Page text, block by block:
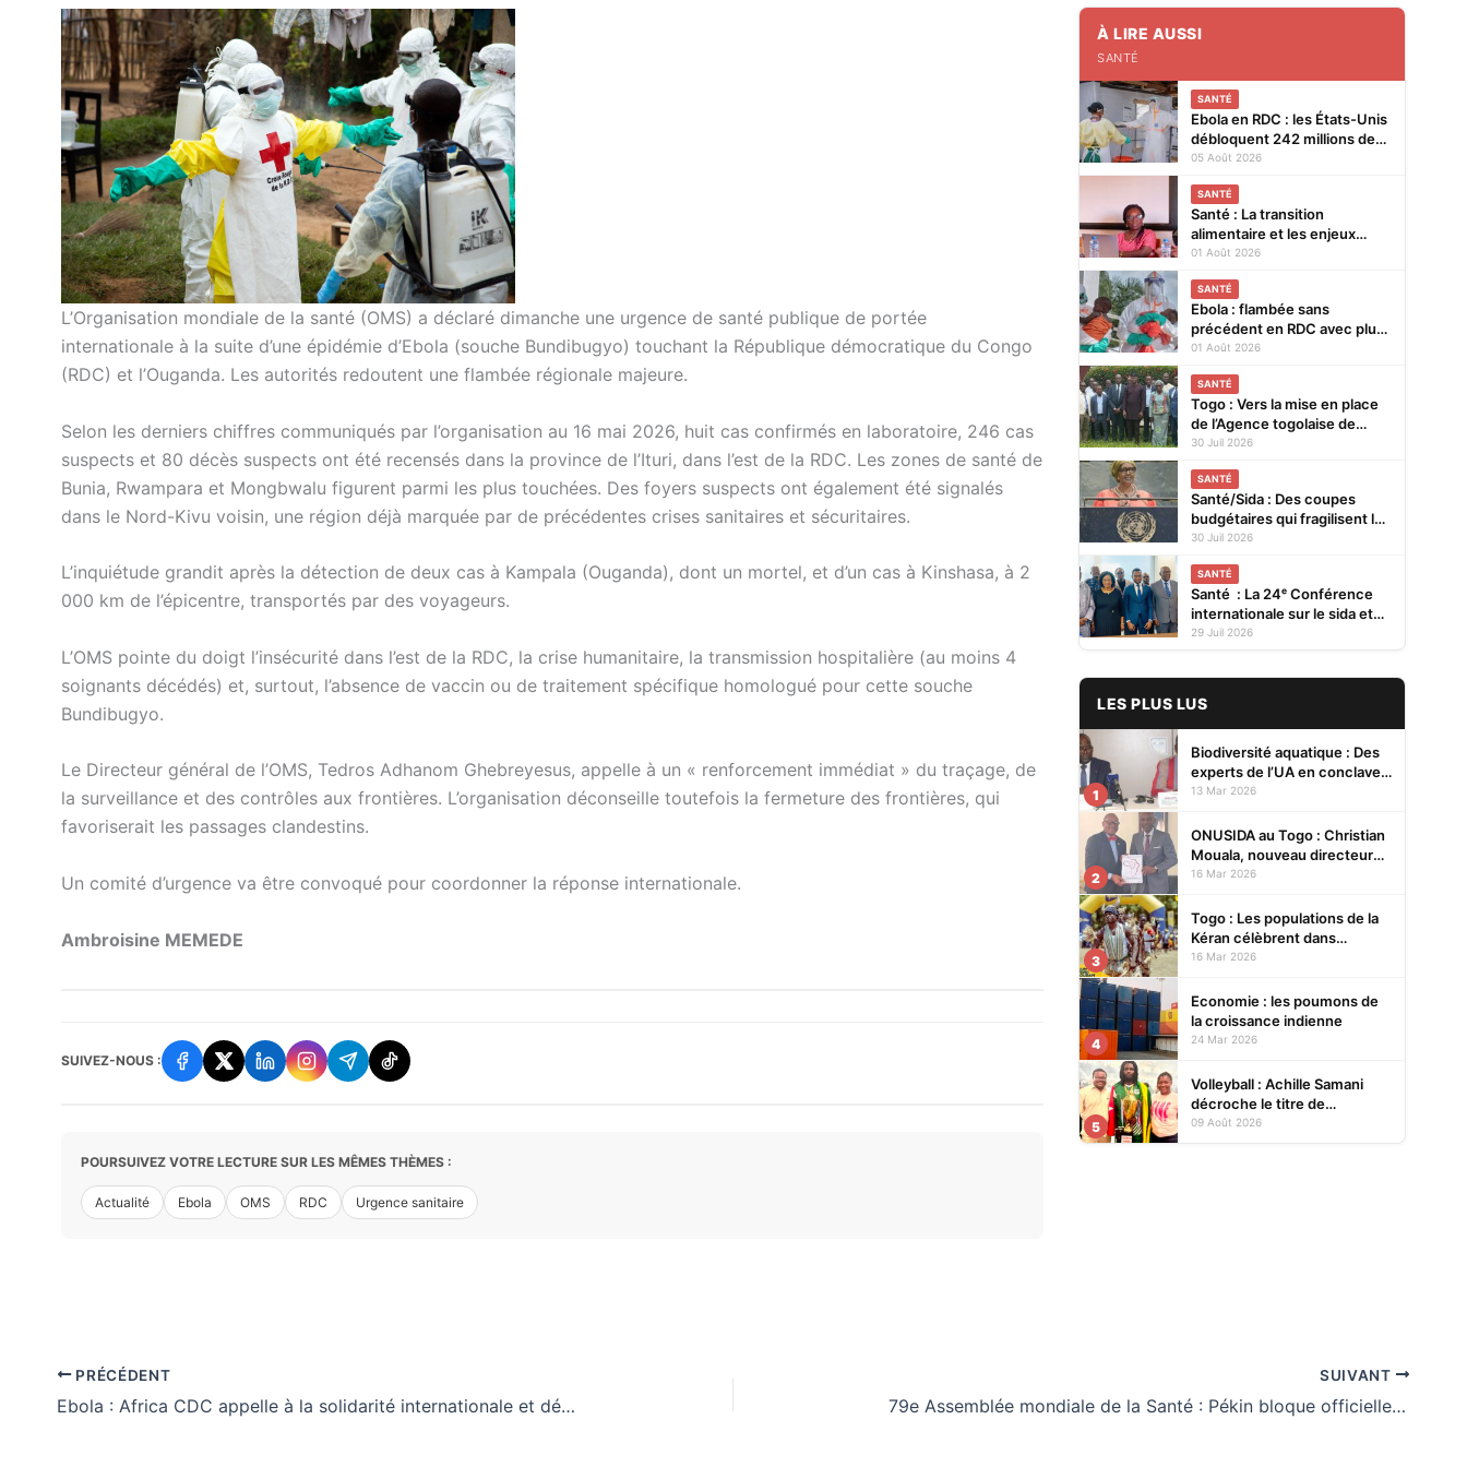
L’Organisation mondiale de la santé (OMS) a déclaré dimanche une urgence de santé publique de portée
internationale à la suite d’une épidémie d’Ebola (souche Bundibugyo) touchant la République démocratique du Congo
(RDC) et l’Ouganda. Les autorités redoutent une flambée régionale majeure.
Selon les derniers chiffres communiqués par l’organisation au 16 mai 2026, huit cas confirmés en laboratoire, 246 cas
suspects et 80 décès suspects ont été recensés dans la province de l’Ituri, dans l’est de la RDC. Les zones de santé de
Bunia, Rwampara et Mongbwalu figurent parmi les plus touchées. Des foyers suspects ont également été signalés
dans le Nord-Kivu voisin, une région déjà marquée par de précédentes crises sanitaires et sécuritaires.
L’inquiétude grandit après la détection de deux cas à Kampala (Ouganda), dont un mortel, et d’un cas à Kinshasa, à 2
000 km de l’épicentre, transportés par des voyageurs.
L’OMS pointe du doigt l’insécurité dans l’est de la RDC, la crise humanitaire, la transmission hospitalière (au moins 4
soignants décédés) et, surtout, l’absence de vaccin ou de traitement spécifique homologué pour cette souche
Bundibugyo.
Le Directeur général de l’OMS, Tedros Adhanom Ghebreyesus, appelle à un « renforcement immédiat » du traçage, de
la surveillance et des contrôles aux frontières. L’organisation déconseille toutefois la fermeture des frontières, qui
favoriserait les passages clandestins.
Un comité d’urgence va être convoqué pour coordonner la réponse internationale.
Ambroisine MEMEDE
SUIVEZ-NOUS :
POURSUIVEZ VOTRE LECTURE SUR LES MÊMES THÈMES :
Actualité Ebola OMS RDC Urgence sanitaire
À LIRE AUSSI
SANTÉ
SANTÉ
Ebola en RDC : les États-Unis
débloquent 242 millions de
dollars supplémentaires
05 Août 2026
SANTÉ
Santé : La transition
alimentaire et les enjeux
nutritionnels au cœur d’un
2026 à Lomé
01 Août 2026
SANTÉ
Ebola : flambée sans
précédent en RDC avec plus
de 3.500 cas
01 Août 2026
SANTÉ
Togo : Vers la mise en place
de l’Agence togolaise de
régulation pharmaceutique
30 Juil 2026
SANTÉ
Santé/Sida : Des coupes
budgétaires qui fragilisent la
prévention et menacent les
30 Juil 2026
SANTÉ
Santé : La 24ᵉ Conférence
internationale sur le sida et
les IST en Afrique se tiendra
29 Juil 2026
LES PLUS LUS
1
Biodiversité aquatique : Des
experts de l’UA en conclave à
Lomé pour renforcer la
13 Mar 2026
2
ONUSIDA au Togo : Christian
Mouala, nouveau directeur
pays
16 Mar 2026
3
Togo : Les populations de la
Kéran célèbrent dans
l’allégresse Tislim-Difoini,
16 Mar 2026
4
Economie : les poumons de
la croissance indienne
24 Mar 2026
5
Volleyball : Achille Samani
décroche le titre de
champion du Bénin avec
09 Août 2026
PRÉCÉDENT
Ebola : Africa CDC appelle à la solidarité internationale et dénonce les restrictions de voyage
SUIVANT
79e Assemblée mondiale de la Santé : Pékin bloque officiellement la participation de Taïwan